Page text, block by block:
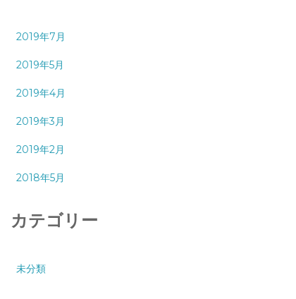
2019年7月
2019年5月
2019年4月
2019年3月
2019年2月
2018年5月
カテゴリー
未分類